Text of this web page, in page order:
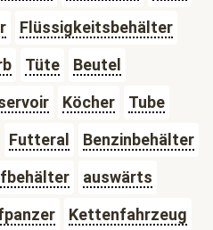
Flüssigkeitsbehälter
Tüte
Beutel
Köcher
Tube
Futteral
Benzinbehälter
auswärts
Kettenfahrzeug